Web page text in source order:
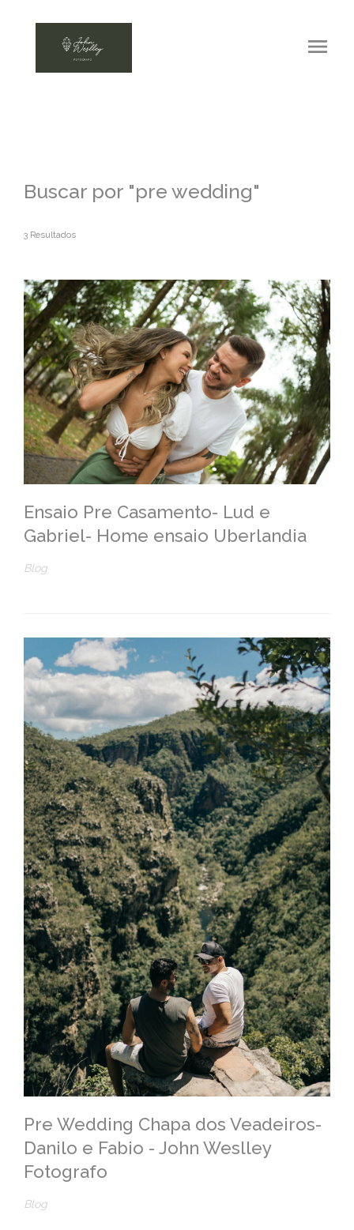
menu
Buscar por "pre wedding"
3 Resultados
Ensaio Pre Casamento- Lud e
Gabriel- Home ensaio Uberlandia
Blog
Pre Wedding Chapa dos Veadeiros-
Danilo e Fabio - John Weslley
Fotografo
Blog